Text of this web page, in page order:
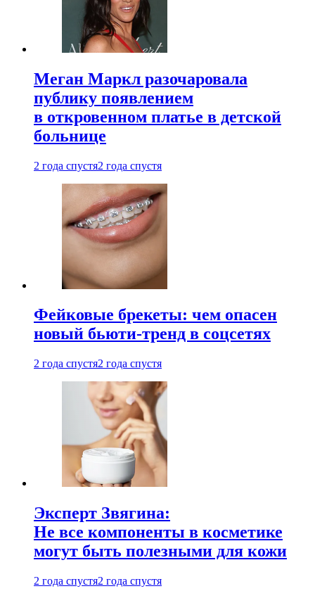
Меган Маркл разочаровала
публику появлением
в откровенном платье в детской
больнице
2 года спустя2 года спустя
Фейковые брекеты: чем опасен
новый бьюти-тренд в соцсетях
2 года спустя2 года спустя
Эксперт Звягина:
Не все компоненты в косметике
могут быть полезными для кожи
2 года спустя2 года спустя